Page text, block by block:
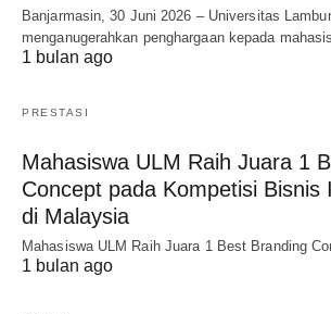
Banjarmasin, 30 Juni 2026 – Universitas
menganugerahkan penghargaan kepada
1 bulan ago
PRESTASI
Mahasiswa ULM Raih Juara 1
Concept pada Kompetisi Bisnis
di Malaysia
Mahasiswa ULM Raih Juara 1 Best Branding
1 bulan ago